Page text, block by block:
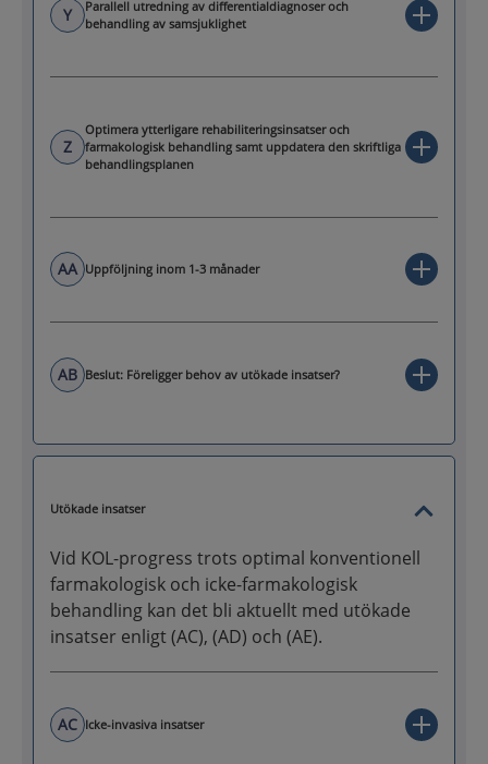
Y
Parallell utredning av differentialdiagnoser och
behandling av samsjuklighet
Z
Optimera ytterligare rehabiliteringsinsatser och
farmakologisk behandling samt uppdatera den skriftliga
behandlingsplanen
AA Uppföljning inom 1-3 månader
AB Beslut: Föreligger behov av utökade insatser?
Utökade insatser
Vid KOL-progress trots optimal konventionell
farmakologisk och icke-farmakologisk
behandling kan det bli aktuellt med utökade
insatser enligt (AC), (AD) och (AE).
AC Icke-invasiva insatser